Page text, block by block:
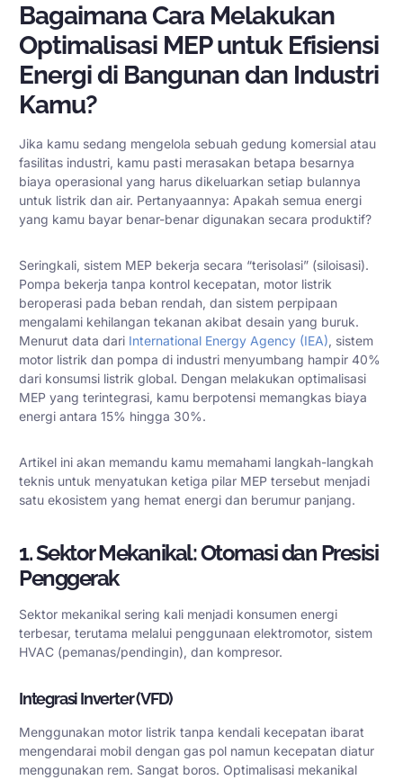
Bagaimana Cara Melakukan
Optimalisasi MEP untuk Efisiensi
Energi di Bangunan dan Industri
Kamu?
Jika kamu sedang mengelola sebuah gedung komersial atau
fasilitas industri, kamu pasti merasakan betapa besarnya
biaya operasional yang harus dikeluarkan setiap bulannya
untuk listrik dan air. Pertanyaannya: Apakah semua energi
yang kamu bayar benar-benar digunakan secara produktif?
Seringkali, sistem MEP bekerja secara “terisolasi” (siloisasi).
Pompa bekerja tanpa kontrol kecepatan, motor listrik
beroperasi pada beban rendah, dan sistem perpipaan
mengalami kehilangan tekanan akibat desain yang buruk.
Menurut data dari International Energy Agency (IEA), sistem
motor listrik dan pompa di industri menyumbang hampir 40%
dari konsumsi listrik global. Dengan melakukan optimalisasi
MEP yang terintegrasi, kamu berpotensi memangkas biaya
energi antara 15% hingga 30%.
Artikel ini akan memandu kamu memahami langkah-langkah
teknis untuk menyatukan ketiga pilar MEP tersebut menjadi
satu ekosistem yang hemat energi dan berumur panjang.
1. Sektor Mekanikal: Otomasi dan Presisi
Penggerak
Sektor mekanikal sering kali menjadi konsumen energi
terbesar, terutama melalui penggunaan elektromotor, sistem
HVAC (pemanas/pendingin), dan kompresor.
Integrasi Inverter (VFD)
Menggunakan motor listrik tanpa kendali kecepatan ibarat
mengendarai mobil dengan gas pol namun kecepatan diatur
menggunakan rem. Sangat boros. Optimalisasi mekanikal